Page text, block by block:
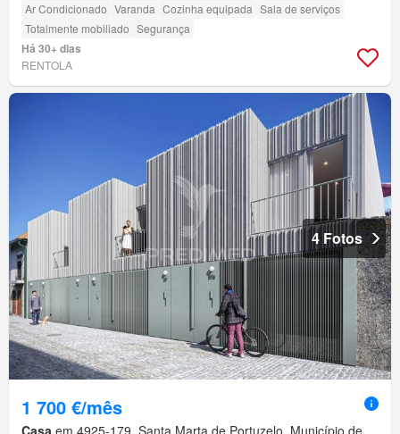
Ar Condicionado Varanda Cozinha equipada Sala de serviços
Totalmente mobiliado Segurança
Há 30+ dias
RENTOLA
4 Fotos
1 700 €/mês